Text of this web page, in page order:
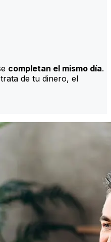
completan el mismo día.
de tu dinero, el